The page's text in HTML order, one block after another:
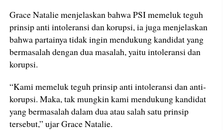
Grace Natalie menjelaskan bahwa PSI memeluk teguh
prinsip anti intoleransi dan korupsi, ia juga menjelaskan
bahwa partainya tidak ingin mendukung kandidat yang
bermasalah dengan dua masalah, yaitu intoleransi dan
korupsi.
“Kami memeluk teguh prinsip anti intoleransi dan anti-
korupsi. Maka, tak mungkin kami mendukung kandidat
yang bermasalah dalam dua atau salah satu prinsip
tersebut,” ujar Grace Natalie.